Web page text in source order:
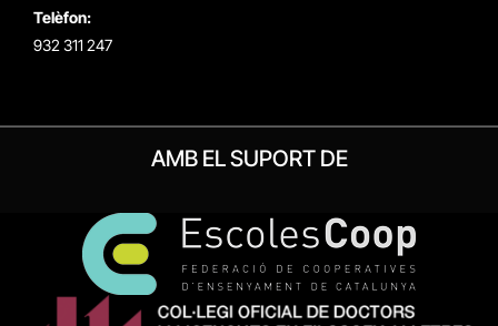
Telèfon:
932 311 247
AMB EL SUPORT DE